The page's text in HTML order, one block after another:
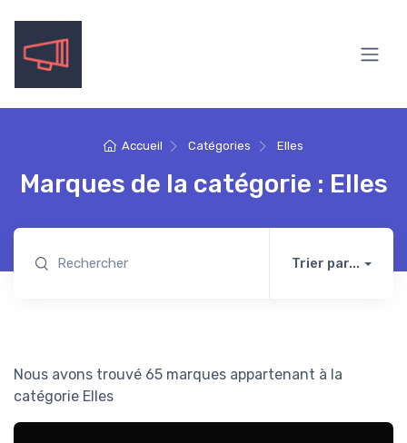
Accueil Catégories Elles
Marques de la catégorie : Elles
Trier par...
Nous avons trouvé 65 marques appartenant à la
catégorie Elles